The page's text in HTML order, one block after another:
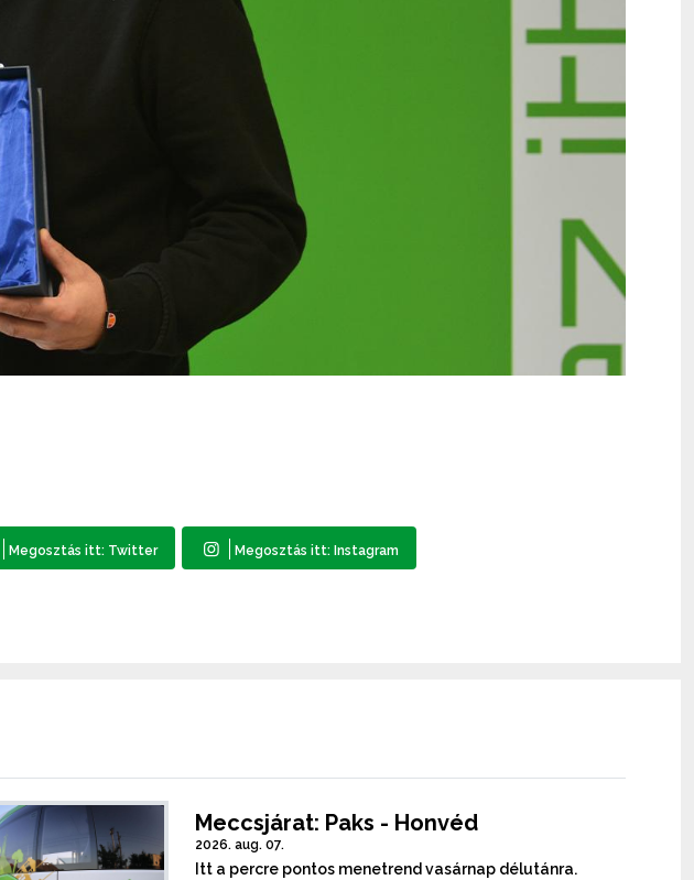
Meccsjárat: Paks - Honvéd
2026. aug. 07.
Itt a percre pontos menetrend vasárnap délutánra.